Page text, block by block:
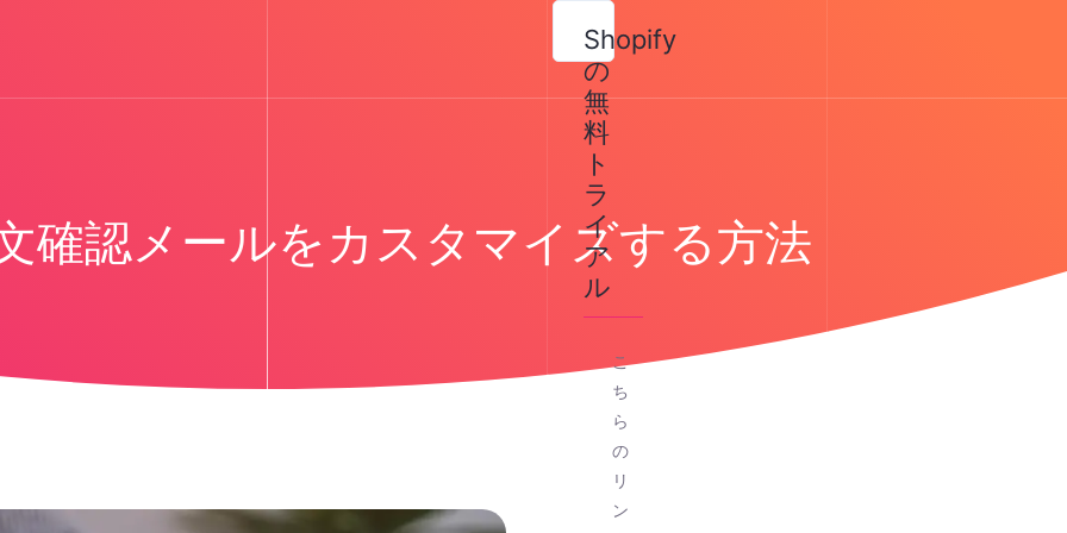
確認メールをカスタマイズする方法
Shopify
の
無
料
ト
ラ
イ
ア
ル
こ
ち
ら
の
リ
ン